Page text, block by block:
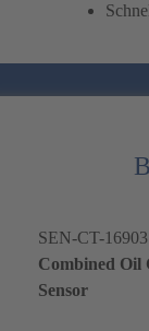
SEN-CT-16903
Combined Oil
Sensor